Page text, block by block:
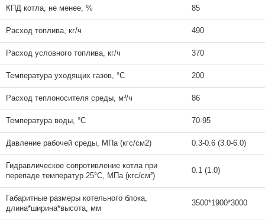
КПД котла, не менее, % 85
Расход топлива, кг/ч 490
Расход условного топлива, кг/ч 370
Температура уходящих газов, °C 200
Расход теплоносителя среды, м³/ч 86
Температура воды, °C 70-95
Давление рабочей среды, МПа (кгс/см2) 0.3-0.6 (3.0-6.0)
Гидравлическое сопротивление котла при
перепаде температур 25°C, МПа (кгс/cм²)
0.1 (1.0)
Габаритные размеры котельного блока,
длина*ширина*высота, мм
3500*1900*3000